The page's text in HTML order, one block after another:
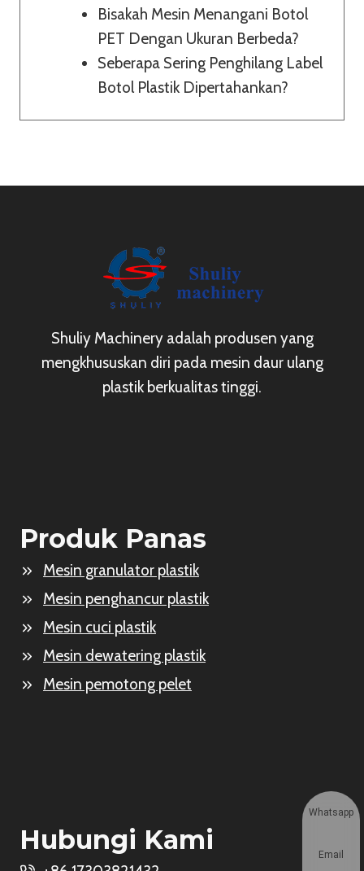
Bisakah Mesin Menangani Botol
PET Dengan Ukuran Berbeda?
Seberapa Sering Penghilang Label
Botol Plastik Dipertahankan?
Shuliy Machinery adalah produsen yang
mengkhususkan diri pada mesin daur ulang
plastik berkualitas tinggi.
Produk Panas
Mesin granulator plastik
Mesin penghancur plastik
Mesin cuci plastik
Mesin dewatering plastik
Mesin pemotong pelet
Hubungi Kami
Whatsapp
Email